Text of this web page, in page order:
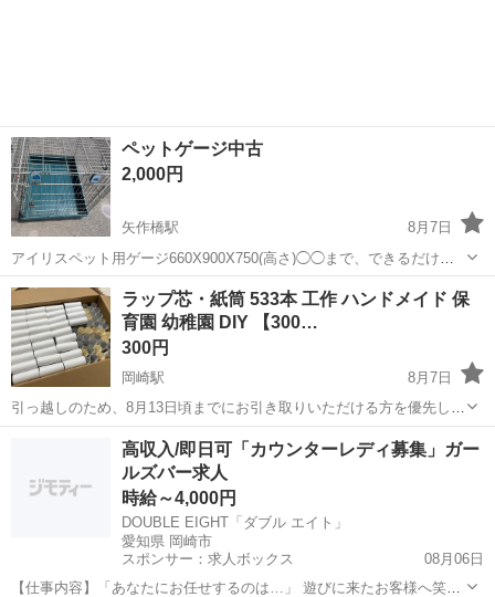
ペットゲージ中古
2,000円
矢作橋駅
8月7日
アイリスペット用ゲージ660X900X750(高さ)◯◯まで、できるだけ早
くとりにきてくれる方を優先させていただきます。 よろしくおねがい
します。
愛知 岡崎市 矢作橋駅 その他
ラップ芯・紙筒 533本 工作 ハンドメイド 保
育園 幼稚園 DIY 【300…
300円
岡崎駅
8月7日
引っ越しのため、8月13日頃までにお引き取りいただける方を優先しま
す。 ラップなどの紙芯（紙筒）合計533本です。 工作やDIY、保育
園・幼稚園・学童での製作、ハンドメイドなどにいかがでしょうか？
岡崎市 岡崎駅 その他 幼稚園
高収入/即日可「カウンターレディ募集」ガー
ルズバー求人
時給～4,000円
DOUBLE EIGHT「ダブル エイト」
愛知県 岡崎市
スポンサー：求人ボックス
08月06日
【仕事内容】「あなたにお任せするのは…」 遊びに来たお客様へ笑顔